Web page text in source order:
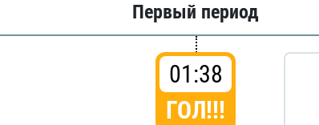
Первый период
01:38
ГОЛ!!!